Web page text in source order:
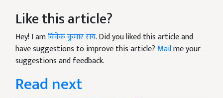
Like this article?
Hey! I amविवेक कुमार राय. Did you liked this article and
have suggestions to improve this article? Mailme your
suggestions and feedback.
Read next